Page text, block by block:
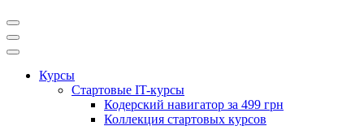
Курсы
Стартовые IT-курсы
Кодерский навигатор за 499 грн
Коллекция стартовых курсов